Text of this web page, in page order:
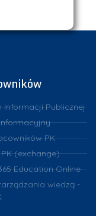
Informacji Publicznej
PK
(exchange)
Education Online
wiedzą -